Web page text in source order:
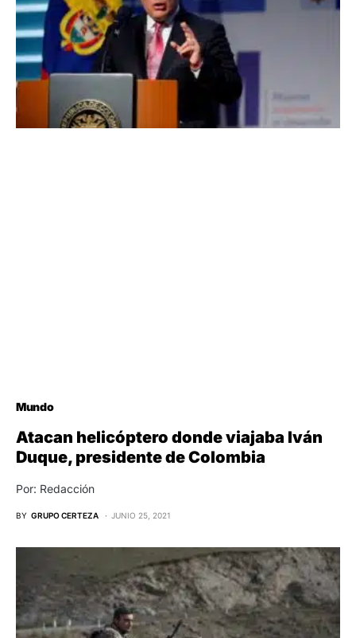
Mundo
Atacan helicóptero donde viajaba Iván
Duque, presidente de Colombia
Por: Redacción
BY GRUPO CERTEZA JUNIO 25, 2021